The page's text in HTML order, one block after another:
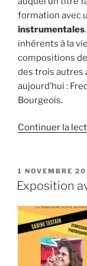
formation avec
instrumentales
inhérents à la
compositions
des trois autres
aujourd’hui :
Bourgeois.
Continuer la
PUBLIÉ
LE
1 NOVEMBRE
Exposition